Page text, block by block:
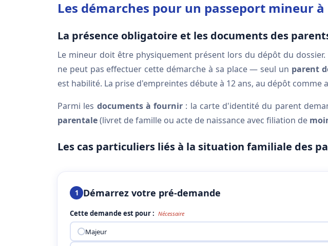
Les démarches pour un passeport mineur
La présence obligatoire et les documents des
Le mineur doit être physiquement présent lors du dépôt du
ne peut pas effectuer cette démarche à sa place — seul un parent
est habilité. La prise d'empreintes débute à 12 ans, au dépôt comme
Parmi les documents à fournir : la carte d'identité du parent
parentale(livret de famille ou acte de naissance avec filiation de
Les cas particuliers liés à la situation familiale des
1 Démarrez votre pré-demande
Cette demande est pour : Nécessaire
Majeur